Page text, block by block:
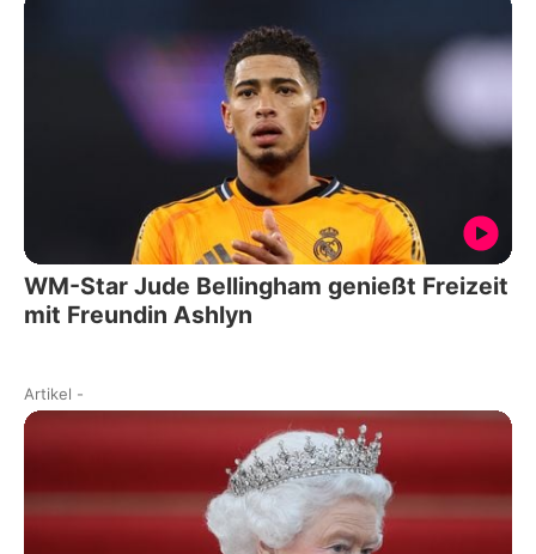
WM-Star Jude Bellingham genießt Freizeit
mit Freundin Ashlyn
Artikel -